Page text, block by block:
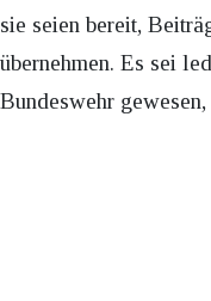
sie seien bereit,
übernehmen. Es sei
Bundeswehr